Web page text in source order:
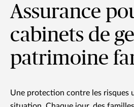
Assurance
cabinets de
patrimoine
Une protection contre les risques